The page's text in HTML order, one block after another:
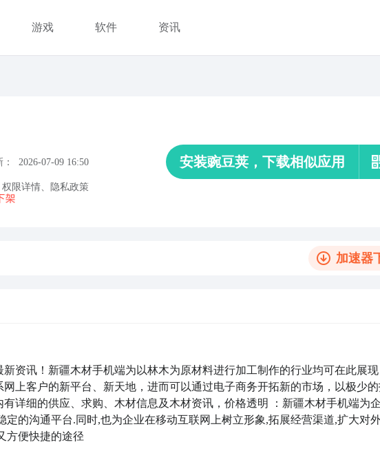
游戏 软件 资讯
2026-07-09 16:50
权限详情 隐私政策
安装豌豆荚，下载相似应用
加速器
资讯！新疆木材手机端为以林木为原材料进行加工制作的行业均可在此展
上客户的新平台、新天地，进而可以通过电子商务开拓新的市场，以极少
详细的供应、求购、木材信息及木材资讯，价格透明 ：新疆木材手机端为
的沟通平台.同时,也为企业在移动互联网上树立形象,拓展经营渠道,扩大对
方便快捷的途径